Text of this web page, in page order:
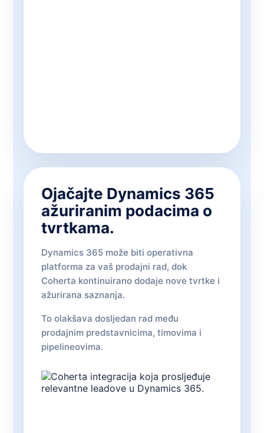
Ojačajte Dynamics 365
ažuriranim podacima o
tvrtkama.
Dynamics 365 može biti operativna
platforma za vaš prodajni rad, dok
Coherta kontinuirano dodaje nove tvrtke i
ažurirana saznanja.
To olakšava dosljedan rad među
prodajnim predstavnicima, timovima i
pipelineovima.